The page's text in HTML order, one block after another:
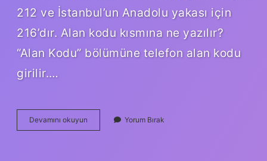
212 ve İstanbul’un Anadolu yakası için
216’dır. Alan kodu kısmına ne yazılır?
“Alan Kodu” bölümüne telefon alan kodu
girilir.…
Devamını okuyun
Ankara
Yorum Bırak